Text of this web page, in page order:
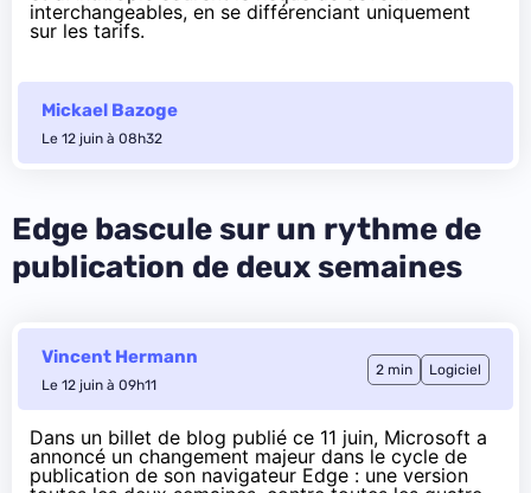
interchangeables, en se différenciant uniquement
sur les tarifs.
Mickael Bazoge
Le 12 juin à 08h32
Edge bascule sur un rythme de
publication de deux semaines
Vincent Hermann
Le 12 juin à 09h11
2 min Logiciel
Dans un billet de blog publié ce 11 juin, Microsoft a
annoncé un changement majeur dans le cycle de
publication de son navigateur Edge : une version